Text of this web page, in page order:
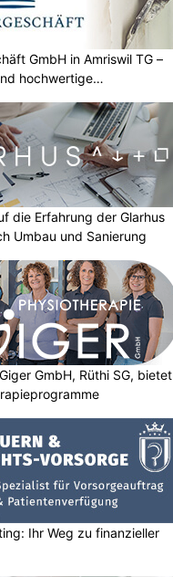
GmbH in Amriswil TG –
hochwertige
die Erfahrung der Glarhus
Umbau und Sanierung
GmbH, Rüthi SG, bietet
Ihr Weg zu finanzieller